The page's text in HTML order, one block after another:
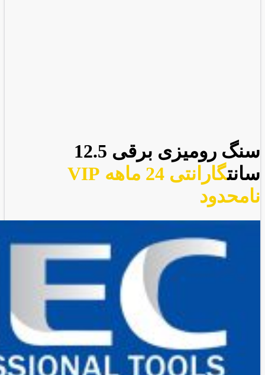
سنگ رومیزی برقی 12.5
سانت
گارانتی 24 ماهه VIP
نامحدود